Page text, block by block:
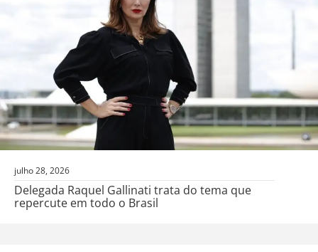
julho 28, 2026
Delegada Raquel Gallinati trata do tema que
repercute em todo o Brasil